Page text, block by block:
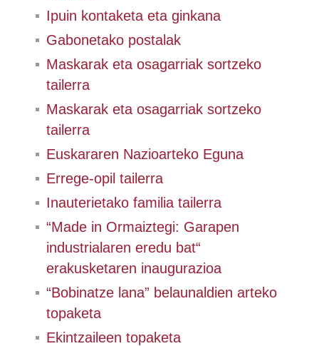
Ipuin kontaketa eta ginkana
Gabonetako postalak
Maskarak eta osagarriak sortzeko
tailerra
Maskarak eta osagarriak sortzeko
tailerra
Euskararen Nazioarteko Eguna
Errege-opil tailerra
Inauterietako familia tailerra
“Made in Ormaiztegi: Garapen
industrialaren eredu bat“
erakusketaren inaugurazioa
“Bobinatze lana” belaunaldien arteko
topaketa
Ekintzaileen topaketa